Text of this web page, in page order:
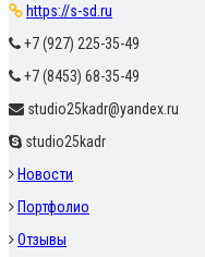
https://s-sd.ru
+7 (927) 225-35-49
+7 (8453) 68-35-49
studio25kadr@yandex.ru
studio25kadr
Новости
Портфолио
Отзывы